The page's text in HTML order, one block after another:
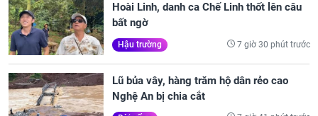
Hoài Linh, danh ca Chế Linh thốt lên câu
bất ngờ
Hậu trường 7 giờ 30 phút trước
Lũ bủa vây, hàng trăm hộ dân rẻo cao
Nghệ An bị chia cắt